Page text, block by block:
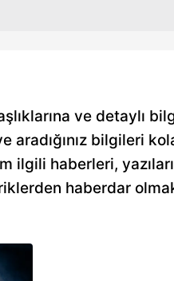
ve detaylı
aradığınız bilgileri
ilgili haberleri,
haberdar